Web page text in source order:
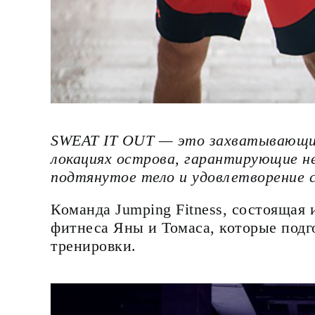
SWEAT IT OUT — это
локациях острова, гарантирующие
подтянутое тело и удовлетворение
Команда Jumping Fitness,
фитнеса Яны и Томаса, которые
тренировки.